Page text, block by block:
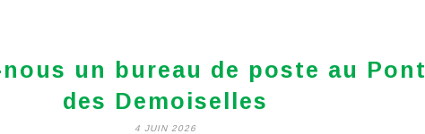
nous un bureau de poste au Pont
des Demoiselles
4 JUIN 2026